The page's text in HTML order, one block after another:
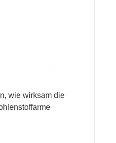
wie wirksam die